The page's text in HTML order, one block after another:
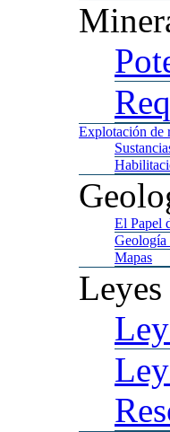
Explotación de
El Papel
Geología
Mapas
Leyes
Ley
Ley